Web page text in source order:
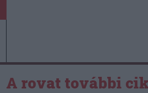
A rovat további